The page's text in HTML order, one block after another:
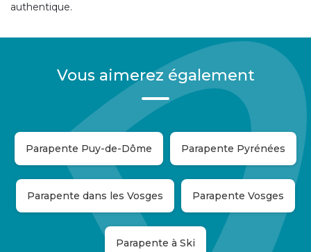
authentique.
Vous aimerez également
Parapente Puy-de-Dôme Parapente Pyrénées
Parapente dans les Vosges Parapente Vosges
Parapente à Ski